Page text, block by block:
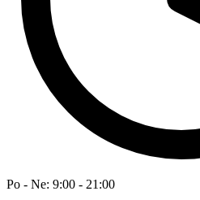
Po - Ne: 9:00 - 21:00